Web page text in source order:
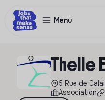
Menu
Thelle
5 Rue de
Association